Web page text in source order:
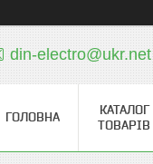
din-electro@ukr.net
ГОЛОВНА
КАТАЛОГ
ТОВАРІВ